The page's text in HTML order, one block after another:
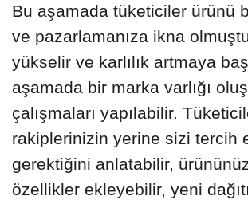
Bu aşamada tüketiciler ürünü
ve pazarlamanıza ikna
yükselir ve karlılık artmaya
aşamada bir marka varlığı
çalışmaları yapılabilir.
rakiplerinizin yerine sizi tercih
gerektiğini anlatabilir,
özellikler ekleyebilir, yeni